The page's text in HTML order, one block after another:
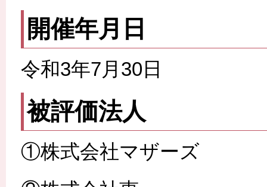
開催年月日
令和3年7月30日
被評価法人
①株式会社マザーズ